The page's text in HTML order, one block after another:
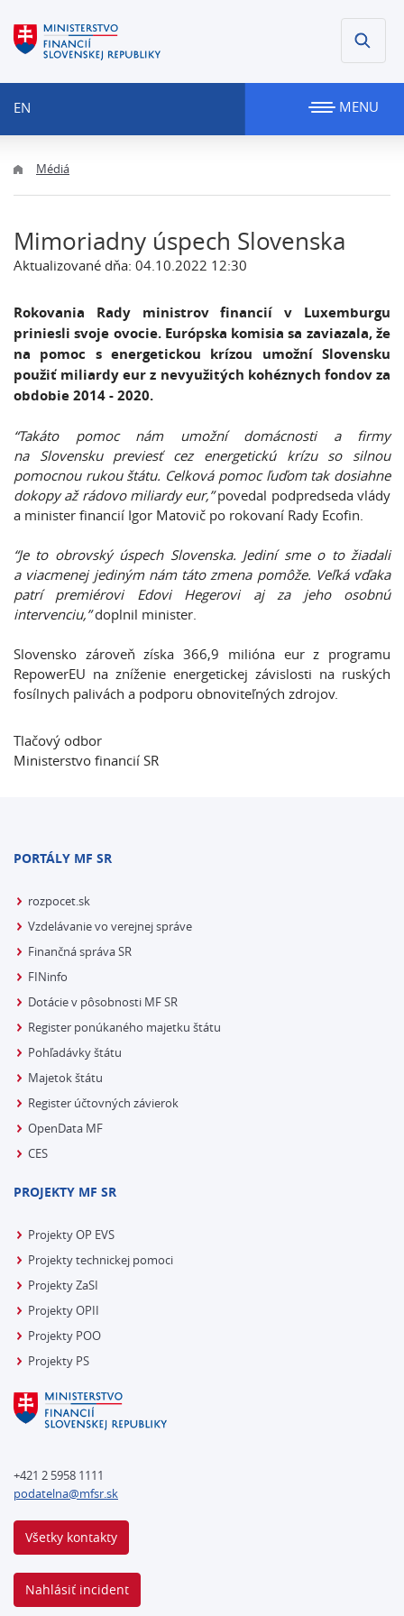
EN MENU
Médiá
Mimoriadny úspech Slovenska
Aktualizované dňa: 04.10.2022 12:30
Rokovania Rady ministrov financií v Luxemburgu
priniesli svoje ovocie. Európska komisia sa zaviazala, že
na pomoc s energetickou krízou umožní Slovensku
použiť miliardy eur z nevyužitých kohéznych fondov za
obdobie 2014 - 2020.
“Takáto pomoc nám umožní domácnosti a firmy
na Slovensku previesť cez energetickú krízu so silnou
pomocnou rukou štátu. Celková pomoc ľuďom tak dosiahne
dokopy až rádovo miliardy eur,”povedal podpredseda vlády
a minister financií Igor Matovič po rokovaní Rady Ecofin.
“Je to obrovský úspech Slovenska. Jediní sme o to žiadali
a viacmenej jediným nám táto zmena pomôže. Veľká vďaka
patrí premiérovi Edovi Hegerovi aj za jeho osobnú
intervenciu,”doplnil minister.
Slovensko zároveň získa 366,9 milióna eur z programu
RepowerEU na zníženie energetickej závislosti na ruských
fosílnych palivách a podporu obnoviteľných zdrojov.
Tlačový odbor
Ministerstvo financií SR
PORTÁLY MF SR
rozpocet.sk
Vzdelávanie vo verejnej správe
Finančná správa SR
FINinfo
Dotácie v pôsobnosti MF SR
Register ponúkaného majetku štátu
Pohľadávky štátu
Majetok štátu
Register účtovných závierok
OpenData MF
CES
PROJEKTY MF SR
Projekty OP EVS
Projekty technickej pomoci
Projekty ZaSI
Projekty OPII
Projekty POO
Projekty PS
+421 2 5958 1111
podatelna@mfsr.sk
Všetky kontakty
Nahlásiť incident